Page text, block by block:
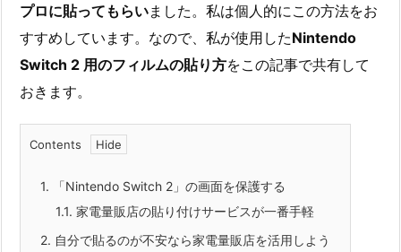
プロに貼ってもらいました。私は個人的にこの方法をお
すすめしています。なので、私が使用したNintendo
Switch 2 用のフィルムの貼り方をこの記事で共有して
おきます。
Contents
1. 「Nintendo Switch 2」の画面を保護する
1.1. 家電量販店の貼り付けサービスが一番手軽
2. 自分で貼るのが不安なら家電量販店を活用しよう